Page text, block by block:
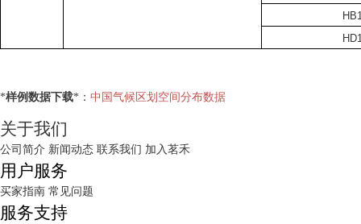
*样例数据下载*： 中国气候区划空间分布数据
关于我们
公司简介 新闻动态 联系我们 加入茗禾
用户服务
买家指南 常见问题
服务支持